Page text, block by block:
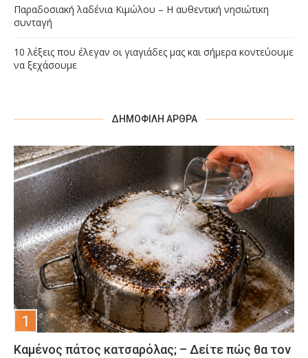
Παραδοσιακή λαδένια Κιμώλου – Η αυθεντική νησιώτικη
συνταγή
10 λέξεις που έλεγαν οι γιαγιάδες μας και σήμερα κοντεύουμε
να ξεχάσουμε
ΔΗΜΟΦΙΛΉ ΆΡΘΡΑ
Καμένος πάτος κατσαρόλας; – Δείτε πώς θα τον